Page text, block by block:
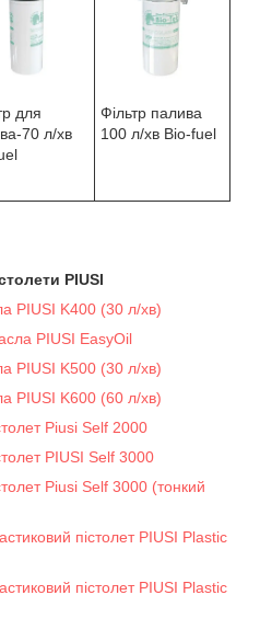
для
70 л/хв
Фільтр палива
100 л/хв Bio-fuel
PIUSI
PIUSI K400 (30 л/хв)
PIUSI EasyOil
PIUSI K500 (30 л/хв)
PIUSI K600 (60 л/хв)
Piusi Self 2000
PIUSI Self 3000
Piusi Self 3000 (тонкий
пістолет PIUSI Plastic
пістолет PIUSI Plastic